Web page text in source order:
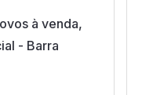
à venda,
- Barra